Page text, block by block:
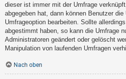
dieser ist immer mit der Umfrage
abgegeben hat, dann können Benutzer
Umfrageoption bearbeiten. Sollte
abgestimmt haben, so kann die Umfrage
Administratoren geändert oder gelöscht
Manipulation von laufenden Umfragen
Nach oben